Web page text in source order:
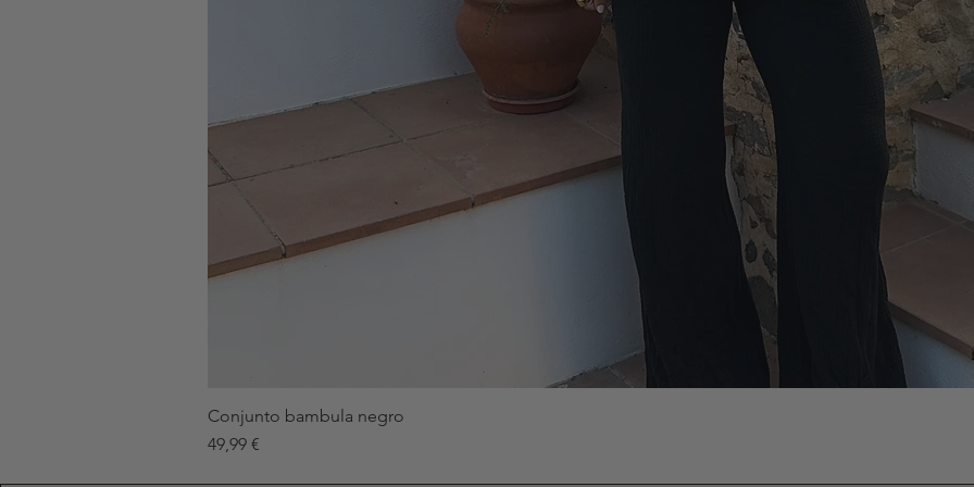
Conjunto bambula negro
Precio
49,99 €